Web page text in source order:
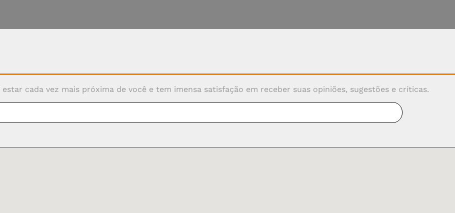
estar cada vez mais próxima de você e tem imensa satisfação em receber suas opiniões, sugestões e críticas.